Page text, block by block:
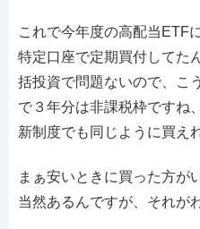
これで今年度の高配当ETF
特定口座で定期買付してた
括投資で問題ないので、こ
で３年分は非課税枠ですね
新制度でも同じように買え
まぁ安いときに買った方が
当然あるんですが、それが